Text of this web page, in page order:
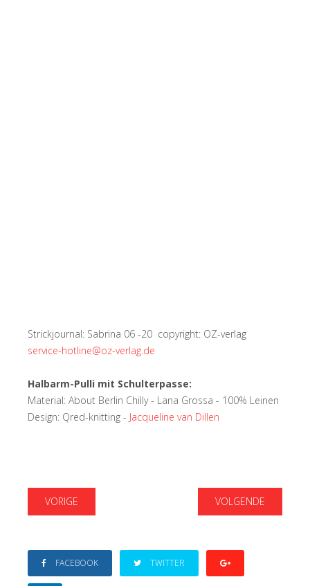
Strickjournal: Sabrina 06 -20 copyright: OZ-verlag
service-hotline@oz-verlag.de
Halbarm-Pulli mit Schulterpasse:
Material: About Berlin Chilly - Lana Grossa - 100% Leinen
Design: Qred-knitting - Jacqueline van Dillen
VORIGE VOLGENDE
FACEBOOK TWITTER